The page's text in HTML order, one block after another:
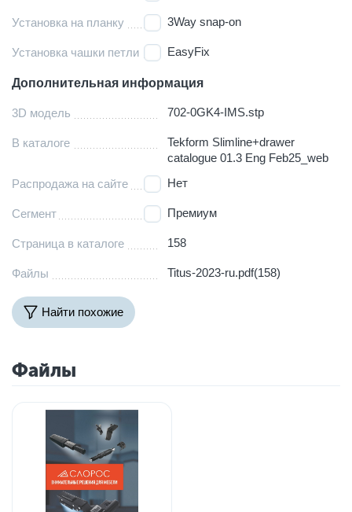
Установка на планку 3Way snap-on
Установка чашки петли EasyFix
Дополнительная информация
3D модель 702-0GK4-IMS.stp
В каталоге
Tekform Slimline+drawer
catalogue 01.3 Eng Feb25_web
Распродажа на сайте
Нет
Сегмент Премиум
Страница в каталоге 158
Файлы Titus-2023-ru.pdf(158)
Найти похожие
Файлы